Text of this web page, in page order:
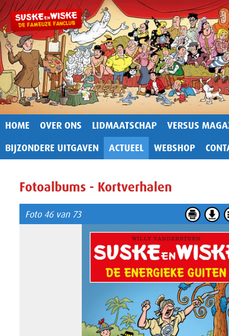
HOME OVER ONS LIDMAATSCHAP
VERSUS
BIJZONDERE UITGAVEN
ACTUEEL WEBSHOP
Fotoalbums - Kortverhalen
Foto 46 van 73